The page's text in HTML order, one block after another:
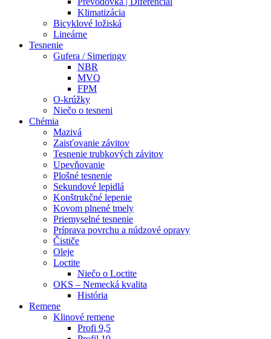
Klimatizácia
Bicyklové ložiská
Lineárne
Tesnenie
Gufera / Simeringy
NBR
MVQ
FPM
O-krúžky
Niečo o tesneni
Chémia
Mazivá
Zaisťovanie závitov
Tesnenie trubkových závitov
Upevňovanie
Plošné tesnenie
Sekundové lepidlá
Konštrukčné lepenie
Kovom plnené tmely
Priemyselné tesnenie
Príprava povrchu a núdzové opravy
Čističe
Oleje
Loctite
Niečo o Loctite
OKS – Nemecká kvalita
História
Remene
Klinové remene
Profi 9,5